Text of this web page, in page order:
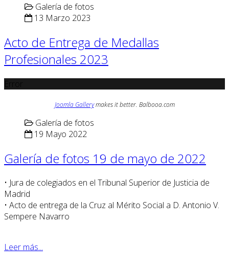
Galería de fotos
13 Marzo 2023
Acto de Entrega de Medallas
Profesionales 2023
Joomla Gallerymakes it better. Balbooa.com
Galería de fotos
19 Mayo 2022
Galería de fotos 19 de mayo de 2022
• Jura de colegiados en el Tribunal Superior de Justicia de
Madrid
• Acto de entrega de la Cruz al Mérito Social a D. Antonio V.
Sempere Navarro
Leer más...